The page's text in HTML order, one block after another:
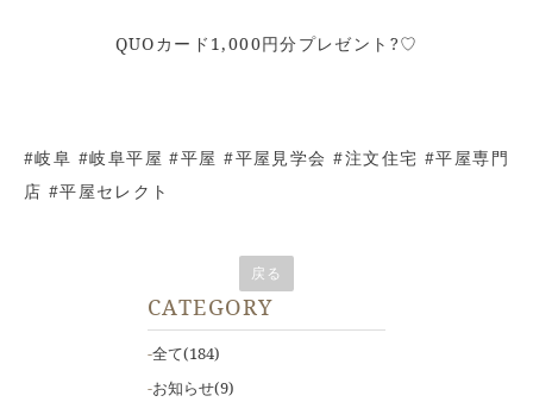
QUOカード1,000円分プレゼント?♡
#岐阜 #岐阜平屋 #平屋 #平屋見学会 #注文住宅 #平屋専門
店 #平屋セレクト
戻る
CATEGORY
全て(184)
お知らせ(9)